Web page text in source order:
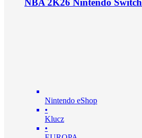
NBA 2K26 Nintendo Switch
Nintendo eShop
•
Klucz
•